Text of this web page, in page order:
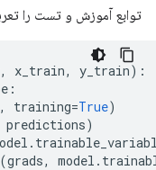
توابع آموزش و تست را
, x_train, y_train):
:
, training=True)
predictions)
.
(grads, model .